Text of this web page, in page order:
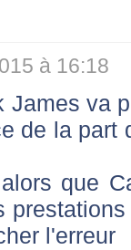
à 16:18
James va
de la
que
l'erreur